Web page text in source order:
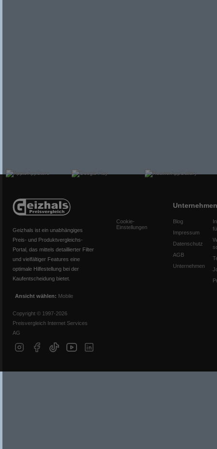
Geizhals ist ein unabhängiges
Preis- und Produktvergleichs-
Portal, das mittels detaillierter Filter
und vielfältiger Features eine
optimale Hilfestellung bei der
Kaufentscheidung bietet.
Ansicht wählen: Mobile
Copyright © 1997-2026
Preisvergleich Internet Services
AG
Cookie-
Einstellungen
Unternehmen
Blog
Impressum
Datenschutz
AGB
Unternehmen